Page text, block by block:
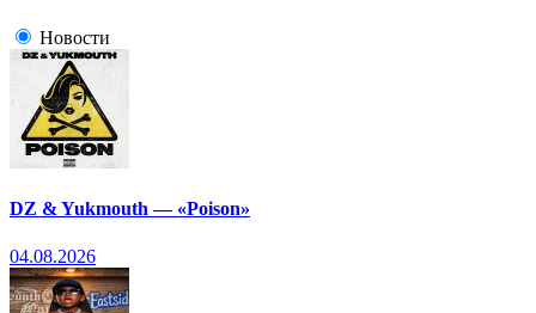
Новости
DZ & Yukmouth — «Poison»
04.08.2026